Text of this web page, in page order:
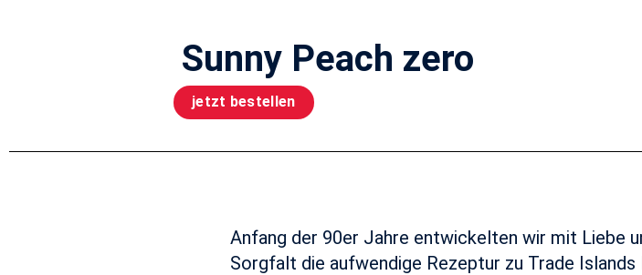
Sunny Peach zero
jetzt bestellen
Anfang der 90er Jahre entwickelten wir mit Liebe
Sorgfalt die aufwendige Rezeptur zu Trade Islands